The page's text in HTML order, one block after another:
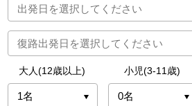
大人(12歳以上) 小児(3-11歳)